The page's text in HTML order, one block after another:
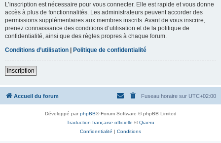
L’inscription est nécessaire pour vous connecter. Elle est rapide et vous donne
accès à plus de fonctionnalités. Les administrateurs peuvent accorder des
permissions supplémentaires aux membres inscrits. Avant de vous inscrire,
prenez connaissance des conditions d’utilisation et de la politique de
confidentialité, ainsi que des règles propres à chaque forum.
Conditions d’utilisation | Politique de confidentialité
Inscription
Accueil du forum Fuseau horaire sur UTC+02:00
Développé parphpBB® Forum Software © phpBB Limited
Traduction française officielle ©Qiaeru
Confidentialité | Conditions